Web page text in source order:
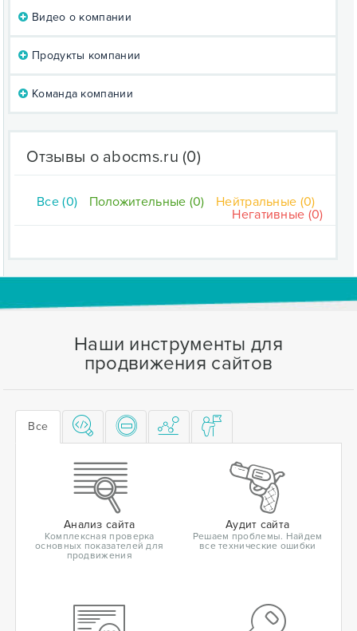
Видео о компании
Продукты компании
Команда компании
Отзывы о abocms.ru (0)
Все (0) Положительные (0)
Нейтральные (0)
Негативные (0)
Наши инструменты для
продвижения сайтов
Все
Анализ сайта
Комплексная проверка
основных показателей для
продвижения
Аудит сайта
Решаем проблемы. Найдем
все технические ошибки